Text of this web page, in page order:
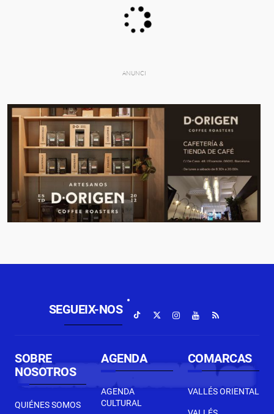
SEGUEIX-NOS
SOBRE
NOSOTROS
QUIÉNES SOMOS
AGENDA
AGENDA
CULTURAL
COMARCAS
VALLÉS ORIENTAL